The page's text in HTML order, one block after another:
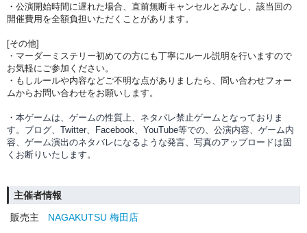
・公演開始時間に遅れた場合、直前無断キャンセルとみなし、該当回の
開催費用を全額負担いただくことがあります。
[その他]
・マーダーミステリー初めての方にも丁寧にルール説明を行いますので
お気軽にご参加ください。
・もしルールや内容などご不明な点がありましたら、問い合わせフォー
ムからお問い合わせをお願いします。
・本ゲームは、ゲームの性質上、ネタバレ禁止ゲームとなっておりま
す。ブログ、Twitter、Facebook、YouTube等での、 公演内容、 ゲーム内
容、ゲーム演出のネタバレになるような発言、写真のアップロードは固
くお断りいたします。
主催者情報
販売主
NAGAKUTSU 梅田店